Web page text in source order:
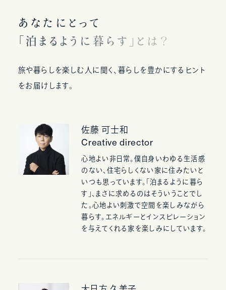
あ な た に と っ て
泊 ま る よ う に 暮 ら す 」 と は ？
旅や暮らしを楽しむ人に聞く、暮らしを豊かにするヒント
をお届けします。
佐藤 可士和
Creative director
心地よい非日常。僕自身いわゆる生活感
のない、住宅らしくない家に住みたいと
いつも思っています。「泊まるように暮ら
す」、まさに求めるのはそういうことでし
た。心地よい刺激で空間を楽しみながら
暮らす。エネルギーとインスピレーション
を与えてくれる家を楽しみにしています。